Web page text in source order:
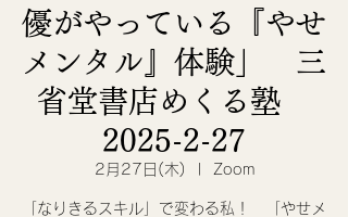
優がやっている『やせ
メンタル』体験」 三
省堂書店めくる塾
2025-2-27
2月27日(木) Zoom
「なりきるスキル」で変わる私！ 「やせメ